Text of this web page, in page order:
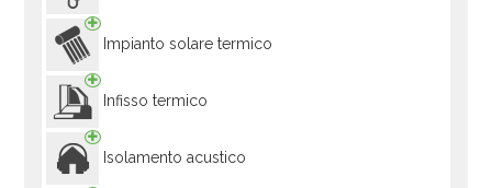
Impianto solare termico
Infisso termico
Isolamento acustico